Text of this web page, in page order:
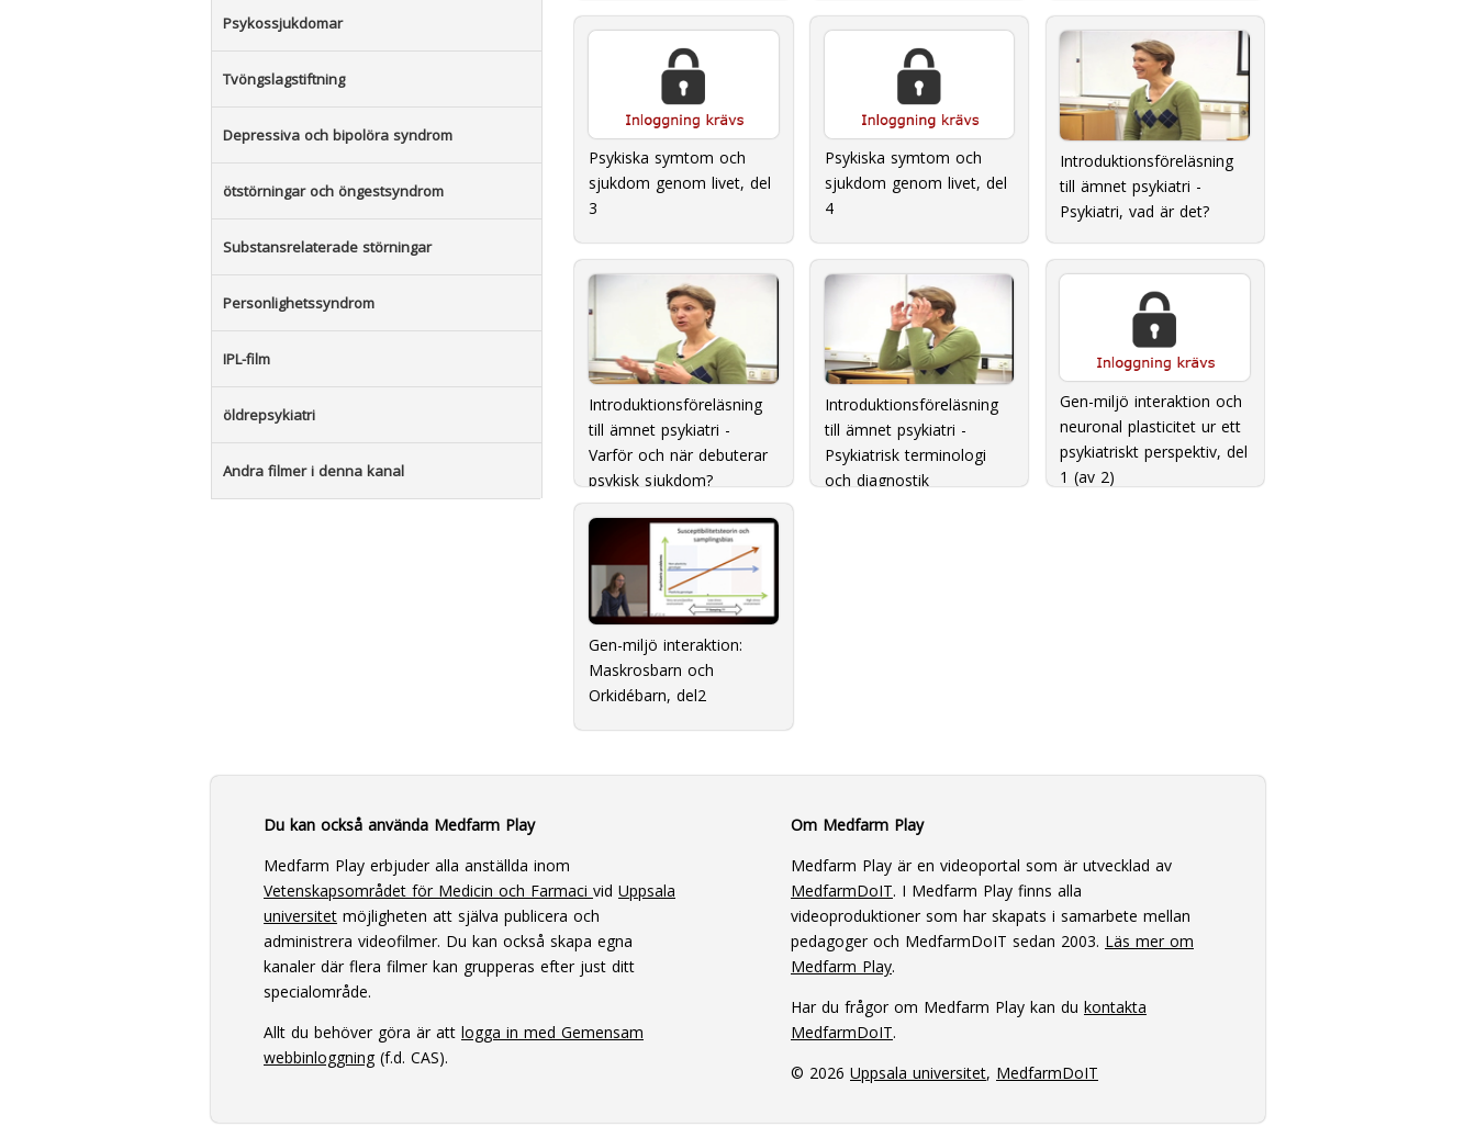
Psykossjukdomar
Tvöngslagstiftning
Depressiva och bipolöra syndrom
ötstörningar och öngestsyndrom
Substansrelaterade störningar
Personlighetssyndrom
IPL-film
öldrepsykiatri
Andra filmer i denna kanal
Psykiska symtom och
sjukdom genom livet, del
3
Psykiska symtom och
sjukdom genom livet, del
4
Introduktionsföreläsning
till ämnet psykiatri -
Psykiatri, vad är det?
Introduktionsföreläsning
till ämnet psykiatri -
Varför och när debuterar
psykisk sjukdom?
Introduktionsföreläsning
till ämnet psykiatri -
Psykiatrisk terminologi
och diagnostik
Gen-miljö interaktion och
neuronal plasticitet ur ett
psykiatriskt perspektiv, del
1 (av 2)
Gen-miljö interaktion:
Maskrosbarn och
Orkidébarn, del2
Du kan också använda Medfarm Play
Medfarm Play erbjuder alla anställda inom
Vetenskapsområdet för Medicin och Farmaci vid Uppsala
universitet möjligheten att själva publicera och
administrera videofilmer. Du kan också skapa egna
kanaler där flera filmer kan grupperas efter just ditt
specialområde.
Allt du behöver göra är att logga in med Gemensam
webbinloggning (f.d. CAS).
Om Medfarm Play
Medfarm Play är en videoportal som är utvecklad av
MedfarmDoIT. I Medfarm Play finns alla
videoproduktioner som har skapats i samarbete mellan
pedagoger och MedfarmDoIT sedan 2003. Läs mer om
Medfarm Play.
Har du frågor om Medfarm Play kan du kontakta
MedfarmDoIT.
© 2026 Uppsala universitet, MedfarmDoIT